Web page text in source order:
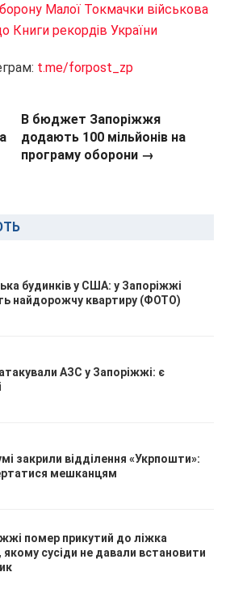
Малої Токмачки військова
Книги рекордів України
t.me/forpost_zp
В бюджет Запоріжжя
додають 100 мільйонів на
програму оборони →
будинків у США: у Запоріжжі
найдорожчу квартиру (ФОТО)
АЗС у Запоріжжі: є
закрили відділення «Укрпошти»:
мешканцям
помер прикутий до ліжка
якому сусіди не давали встановити